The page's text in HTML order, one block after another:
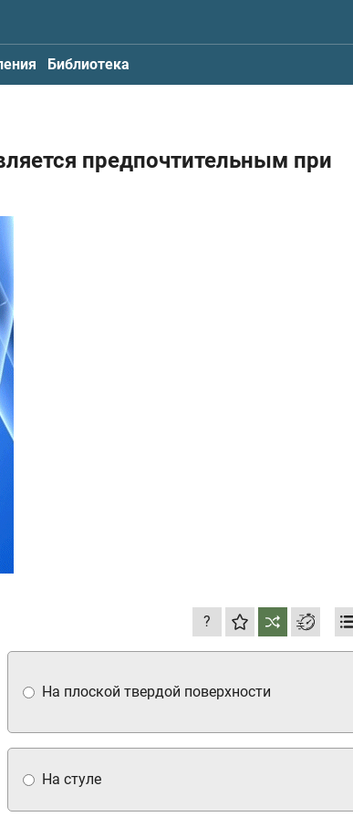
Библиотека
предпочтительным при
?
На стуле
На плоской твердой поверхности